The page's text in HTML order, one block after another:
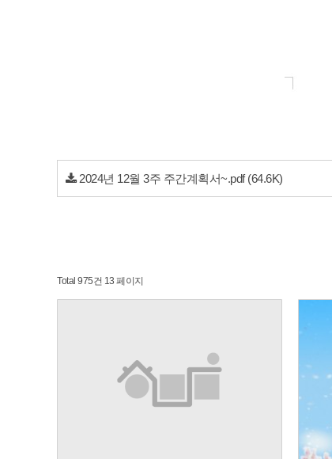
2024년 12월 3주 주간계획서~.pdf(64.6K)
Total 975건 13 페이지